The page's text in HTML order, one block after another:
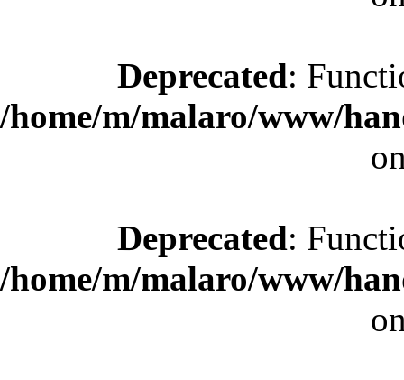
Deprecated:
/home/m/malaro/www/
Deprecated:
/home/m/malaro/www/